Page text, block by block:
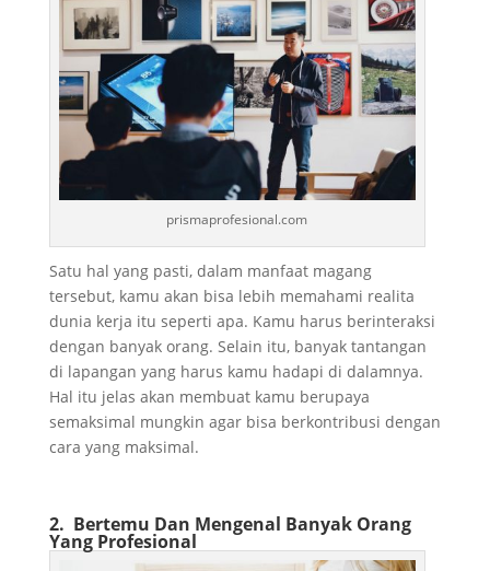
prismaprofesional.com
Satu hal yang pasti, dalam manfaat magang
tersebut, kamu akan bisa lebih memahami realita
dunia kerja itu seperti apa. Kamu harus berinteraksi
dengan banyak orang. Selain itu, banyak tantangan
di lapangan yang harus kamu hadapi di dalamnya.
Hal itu jelas akan membuat kamu berupaya
semaksimal mungkin agar bisa berkontribusi dengan
cara yang maksimal.
2. Bertemu Dan Mengenal Banyak Orang
Yang Profesional